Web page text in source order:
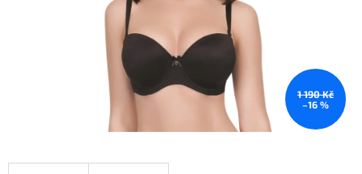
1 190 Kč
–16 %